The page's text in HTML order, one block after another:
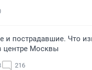
и пострадавшие. Что
центре Москвы
216